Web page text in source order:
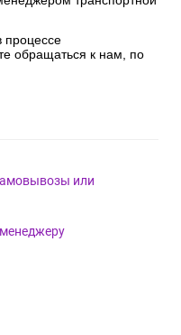
обращаться к нам, по
или